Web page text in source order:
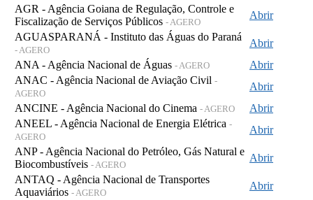
AGR - Agência Goiana de Regulação, Controle e
Fiscalização de Serviços Públicos - AGERO
Abrir
AGUASPARANÁ - Instituto das Águas do Paraná
- AGERO
Abrir
ANA - Agência Nacional de Águas - AGERO
Abrir
ANAC - Agência Nacional de Aviação Civil -
AGERO
Abrir
ANCINE - Agência Nacional do Cinema - AGERO
Abrir
ANEEL - Agência Nacional de Energia Elétrica -
AGERO
Abrir
ANP - Agência Nacional do Petróleo, Gás Natural e
Biocombustíveis - AGERO
Abrir
ANTAQ - Agência Nacional de Transportes
Aquaviários - AGERO
Abrir